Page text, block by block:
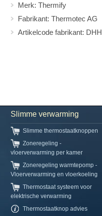
Merk: Thermify
Fabrikant: Thermotec AG
Artikelcode fabrikant: DHH
Slimme verwarming
Slimme thermostaatknoppen
Zoneregeling -
vloerverwarming per kamer
Zoneregeling warmtepomp -
Vloerverwarming en vloerkoeling
Thermostaat systeem voor
elektrische verwarming
Thermostaatknop advies